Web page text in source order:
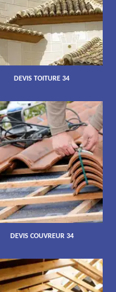
DEVIS TOITURE 34
DEVIS COUVREUR 34